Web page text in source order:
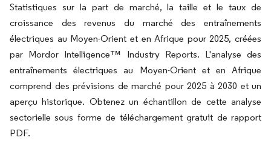
Statistiques sur la part de marché, la taille et le taux de
croissance des revenus du marché des entraînements
électriques au Moyen-Orient et en Afrique pour 2025, créées
par Mordor Intelligence™ Industry Reports. L'analyse des
entraînements électriques au Moyen-Orient et en Afrique
comprend des prévisions de marché pour 2025 à 2030 et un
aperçu historique. Obtenez un échantillon de cette analyse
sectorielle sous forme de téléchargement gratuit de rapport
PDF.